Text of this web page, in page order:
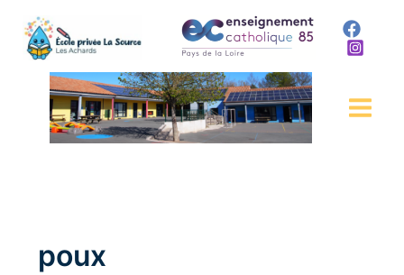
contenu
poux